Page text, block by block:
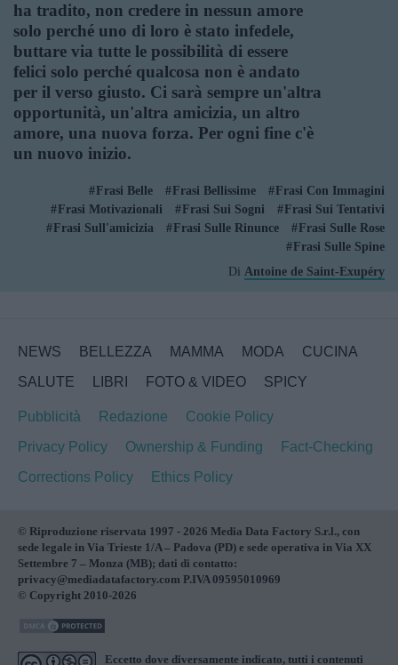
ha tradito, non credere in nessun amore
solo perché uno di loro è stato infedele,
buttare via tutte le possibilità di essere
felici solo perché qualcosa non è andato
per il verso giusto. Ci sarà sempre un'altra
opportunità, un'altra amicizia, un altro
amore, una nuova forza. Per ogni fine c'è
un nuovo inizio.
Frasi Belle Frasi Bellissime
Frasi Con Immagini
Frasi Motivazionali
Frasi Sui Sogni
Frasi Sui Tentativi
Frasi Sull'amicizia
Frasi Sulle Rinunce
Frasi Sulle Rose
Frasi Sulle Spine
Di Antoine de Saint-Exupéry
NEWS BELLEZZA MAMMA MODA
CUCINA
SALUTE
LIBRI FOTO & VIDEO SPICY
Pubblicità Redazione
Cookie Policy
Privacy Policy
Ownership & Funding
Fact-Checking
Corrections Policy
Ethics Policy
© Riproduzione riservata 1997 - 2026 Media Data Factory S.r.l., con
sede legale in Via Trieste 1/A – Padova (PD) e sede operativa in Via XX
Settembre 7 – Monza (MB); dati di contatto:
privacy@mediadatafactory.com P.IVA 09595010969
© Copyright 2010-2026
Eccetto dove diversamente indicato, tutti i contenuti